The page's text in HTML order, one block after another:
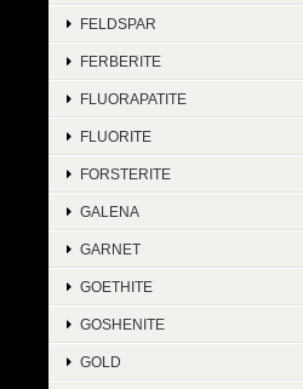
FELDSPAR
FERBERITE
FLUORAPATITE
FLUORITE
FORSTERITE
GALENA
GARNET
GOETHITE
GOSHENITE
GOLD